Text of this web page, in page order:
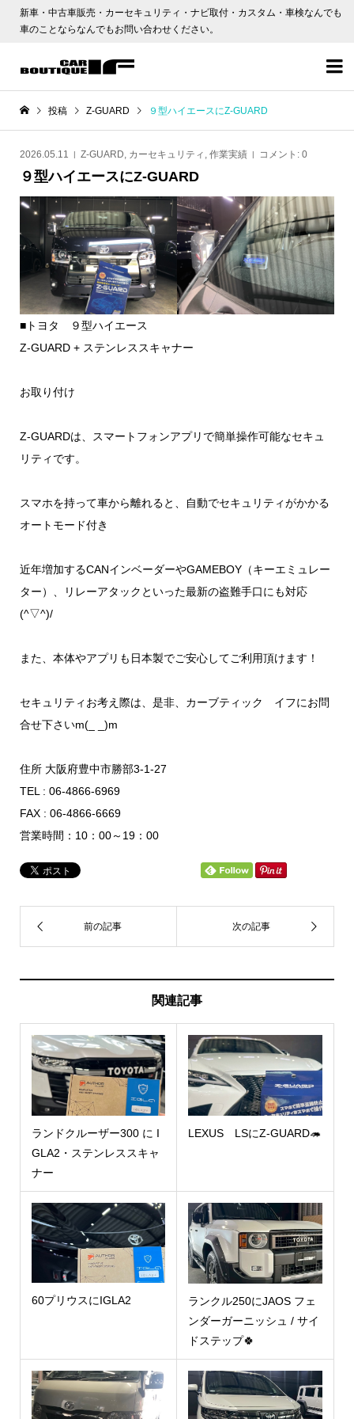
新車・中古車販売・カーセキュリティ・ナビ取付・カスタム・車検なんでも
車のことならなんでもお問い合わせください。

投稿 Z-GUARD ９型ハイエースにZ-GUARD
2026.05.11 Z-GUARD, カーセキュリティ , 作業実績 コメント: 0
９型ハイエースにZ-GUARD
■トヨタ ９型ハイエース
Z-GUARD + ステンレススキャナー
お取り付け
Z-GUARDは、スマートフォンアプリで簡単操作可能なセキュ
リティです。
スマホを持って車から離れると、自動でセキュリティがかかる
オートモード付き
近年増加するCANインベーダーやGAMEBOY（キーエミュレー
ター）、リレーアタックといった最新の盗難手口にも対応
(^▽^)/
また、本体やアプリも日本製でご安心してご利用頂けます！
セキュリティお考え際は、是非、カーブティック イフにお問
合せ下さいm(_ _)m
住所 大阪府豊中市勝部3-1-27
TEL : 06-4866-6969
FAX : 06-4866-6669
営業時間：10：00～19：00
関連記事
ランドクルーザー300 に I
GLA2・ステンレススキャ
ナー
LEXUS LSにZ-GUARD🦔
60プリウスにIGLA2
ランクル250にJAOS フェ
ンダーガーニッシュ / サイ
ドステップ🍀